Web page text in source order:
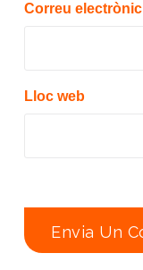
Correu electrònic
Lloc web